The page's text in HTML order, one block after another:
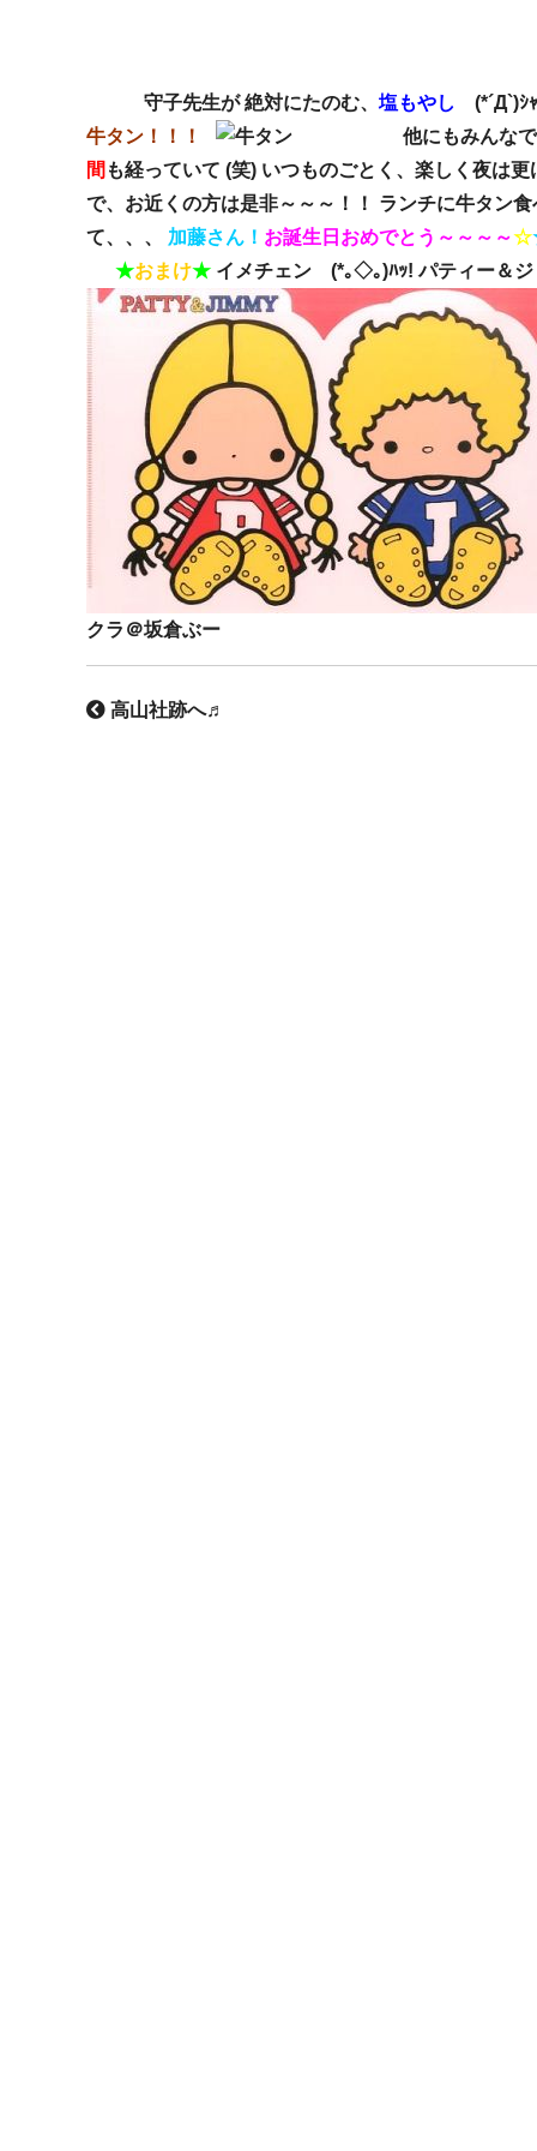
守子先生が 絶対にたのむ、 塩もやし
(*´Д`)ｼ
牛タン！！！
他にもみんなで た～く
間 も経っていて (笑) いつものごとく、楽しく夜は
で、お近くの方は是非～～～！！ ランチに牛タン
て、、、 加藤さん！ お誕生日おめでとう～～～～☆
★おまけ★ イメチェン (*｡◇｡)ﾊｯ! パティー＆ジ
クラ＠坂倉ぶー
高山社跡へ♬